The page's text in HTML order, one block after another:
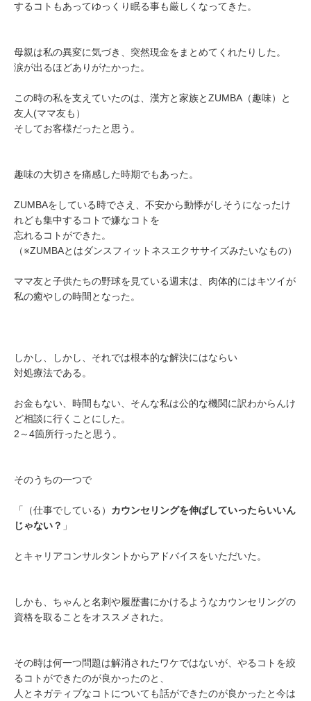
するコトもあってゆっくり眠る事も厳しくなってきた。
母親は私の異変に気づき、突然現金をまとめてくれたりした。
涙が出るほどありがたかった。
この時の私を支えていたのは、漢方と家族とZUMBA（趣味）と
友人(ママ友も）
そしてお客様だったと思う。
趣味の大切さを痛感した時期でもあった。
ZUMBAをしている時でさえ、不安から動悸がしそうになったけ
れども集中するコトで嫌なコトを
忘れるコトができた。
（※ZUMBAとはダンスフィットネスエクササイズみたいなもの）
ママ友と子供たちの野球を見ている週末は、肉体的にはキツイが
私の癒やしの時間となった。
しかし、しかし、それでは根本的な解決にはならい
対処療法である。
お金もない、時間もない、そんな私は公的な機関に訳わからんけ
ど相談に行くことにした。
2～4箇所行ったと思う。
そのうちの一つで
「（仕事でしている） カウンセリングを伸ばしていったらいいん
じゃない？ 」
とキャリアコンサルタントからアドバイスをいただいた。
しかも、ちゃんと名刺や履歴書にかけるようなカウンセリングの
資格を取ることをオススメされた。
その時は何一つ問題は解消されたワケではないが、やるコトを絞
るコトができたのが良かったのと、
人とネガティブなコトについても話ができたのが良かったと今は